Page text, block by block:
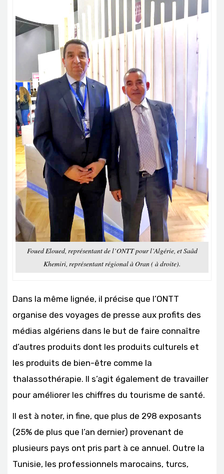
Foued Eloued, représentant de l’ONTT pour l’Algérie, et Saâd
Khemiri, représentant régional à Oran ( à droite).
Dans la même lignée, il précise que l’ONTT
organise des voyages de presse aux profits des
médias algériens dans le but de faire connaître
d’autres produits dont les produits culturels et
les produits de bien-être comme la
thalassothérapie. Il s’agit également de travailler
pour améliorer les chiffres du tourisme de santé.
Il est à noter, in fine, que plus de 298 exposants
(25% de plus que l’an dernier) provenant de
plusieurs pays ont pris part à ce annuel. Outre la
Tunisie, les professionnels marocains, turcs,